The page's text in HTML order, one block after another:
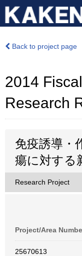
Back to project page
2014
Research
免疫誘導・
瘍に対する
Research Project
Project/Area
25670613